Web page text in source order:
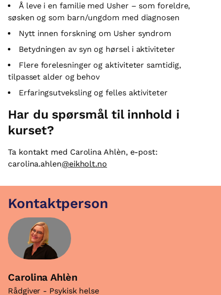
Å leve i en familie med Usher – som foreldre,
søsken og som barn/ungdom med diagnosen
Nytt innen forskning om Usher syndrom
Betydningen av syn og hørsel i aktiviteter
Flere forelesninger og aktiviteter samtidig,
tilpasset alder og behov
Erfaringsutveksling og felles aktiviteter
Har du spørsmål til innhold i
kurset?
Ta kontakt med Carolina Ahlèn, e-post:
carolina.ahlen@eikholt.no
Kontaktperson
Carolina Ahlèn
Rådgiver - Psykisk helse